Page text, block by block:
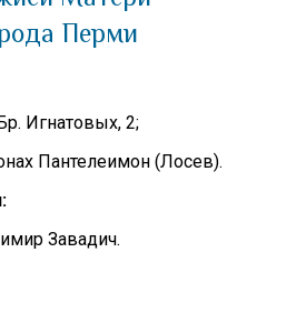
Перми
Игнатовых, 2;
Пантелеимон (Лосев).
Завадич.